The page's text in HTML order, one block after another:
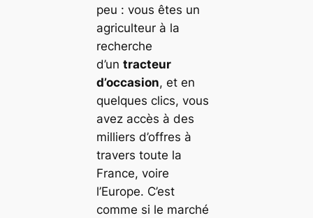
peu : vous êtes un
agriculteur à la
recherche
d’un tracteur
d’occasion, et en
quelques clics, vous
avez accès à des
milliers d’offres à
travers toute la
France, voire
l’Europe. C’est
comme si le marché